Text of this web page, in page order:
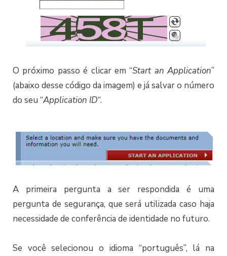
O próximo passo é clicar em “Start an Application”
(abaixo desse código da imagem) e já salvar o número
do seu “Application ID“.
A primeira pergunta a ser respondida é uma
pergunta de segurança, que será utilizada caso haja
necessidade de conferência de identidade no futuro.
Se você selecionou o idioma “português”, lá na